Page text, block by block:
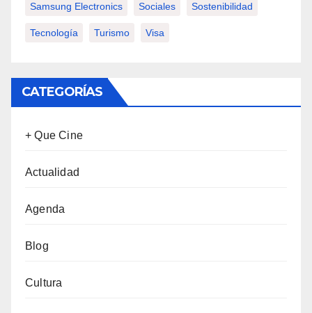
Samsung Electronics Sociales Sostenibilidad
Tecnología Turismo Visa
CATEGORÍAS
+ Que Cine
Actualidad
Agenda
Blog
Cultura